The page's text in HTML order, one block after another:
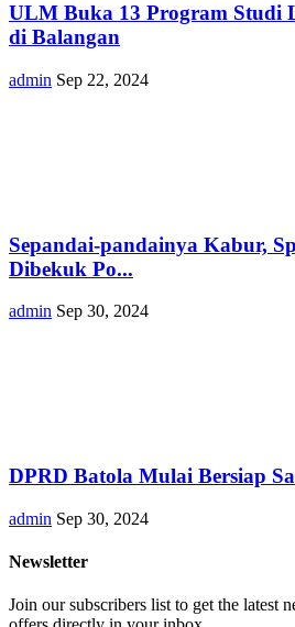
ULM Buka 13 Program Studi
di Balangan
admin Sep 22, 2024
Sepandai-pandainya Kabur,
Dibekuk Po...
admin Sep 30, 2024
DPRD Batola Mulai Bersiap
admin Sep 30, 2024
Newsletter
Join our subscribers list to get the latest